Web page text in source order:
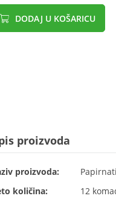
DODAJ U KOŠARICU
proizvoda
proizvoda:
količina:
12